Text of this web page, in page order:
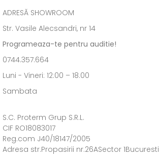
ADRESĂ SHOWROOM
Str. Vasile Alecsandri, nr 14
Programeaza-te pentru auditie!
0744.357.664
Luni - Vineri: 12:00 – 18.00
Sambata
S.C. Proterm Grup S.R.L.
CIF RO18083017
Reg.com J40/18147/2005
Adresa str.Propasirii nr.26ASector 1Bucuresti